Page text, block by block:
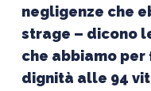
negligenze che
strage – dicono
che abbiamo
dignità alle 94